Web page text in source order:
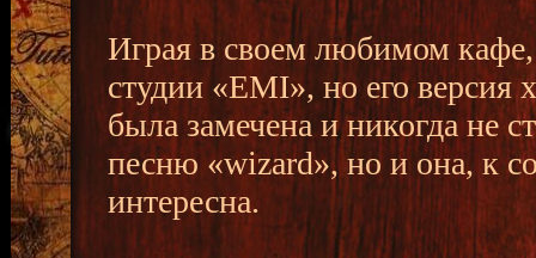
Играя в своем любимом
студии «ЕМІ», но его версия
была замечена и никогда не
песню «wizard», но и она, к
интересна.